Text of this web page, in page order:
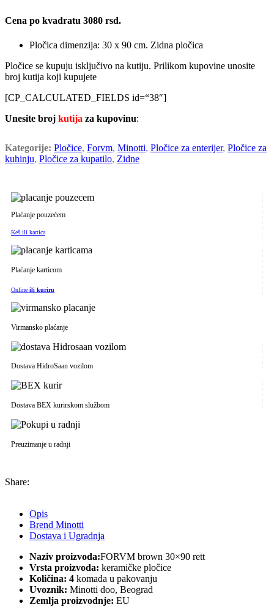
Cena po kvadratu 3080 rsd.
Pločica dimenzija: 30 x 90 cm. Zidna pločica
Pločice se kupuju isključivo na kutiju. Prilikom kupovine unosite
broj kutija koji kupujete
[CP_CALCULATED_FIELDS id=“38″]
Unesite broj kutija za kupovinu:
Kategorije: Pločice, Forvm, Minotti, Pločice za enterijer, Pločice za
kuhinju, Pločice za kupatilo, Zidne
Plaćanje pouzećem
Keš ili kartica
Plaćanje karticom
Online ili kuriru
Virmansko plaćanje
Dostava HidroSaan vozilom
Dostava BEX kurirskom službom
Preuzimanje u radnji
Share:
Opis
Brend Minotti
Dostava i Ugradnja
Naziv proizvoda:FORVM brown 30×90 rett
Vrsta proizvoda: keramičke pločice
Količina: 4 komada u pakovanju
Uvoznik: Minotti doo, Beograd
Zemlja proizvodnje: EU